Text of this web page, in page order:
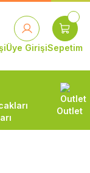
Üye GirişiSepetim
Outlet